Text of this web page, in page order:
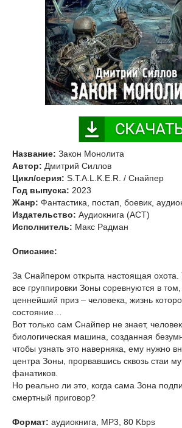
Название: Закон Монолита
Автор: Дмитрий Силлов
Цикл/серия: S.T.A.L.K.E.R. / Снайпер
Год выпуска: 2023
Жанр: Фантастика, постап, боевик,
Издательство: Аудиокнига (АСТ)
Исполнитель: Макс Радман
Описание:
За Снайпером открыта настоящая
все группировки Зоны соревнуются в
ценнейший приз – человека, жизнь
состояние…
Вот только сам Снайпер не знает,
биологическая машина, созданная
чтобы узнать это наверняка, ему нужно
центра Зоны, прорвавшись сквозь стаи
фанатиков.
Но реально ли это, когда сама Зона
смертный приговор?
Формат: аудиокнига, MP3, 80 Kbps